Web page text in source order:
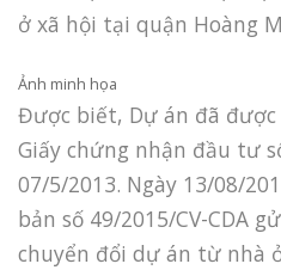
Ảnh minh họa
Được biết, Dự án đã được
Giấy chứng nhận đầu tư
07/5/2013. Ngày 13/08/
bản số 49/2015/CV-CDA
chuyển đổi dự án từ nhà